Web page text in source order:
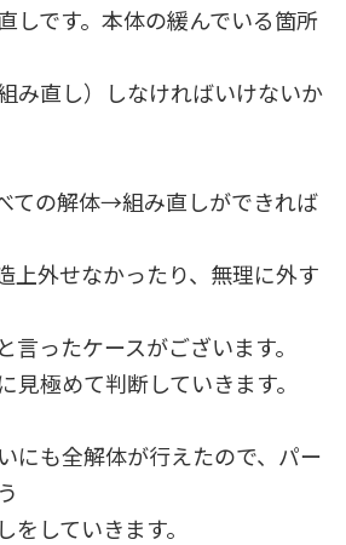
しです。本体の緩んでいる箇所
み直し）しなければいけないか
ての解体→組み直しができれば
上外せなかったり、無理に外す
言ったケースがございます。
見極めて判断していきます。
にも全解体が行えたので、パー
をしていきます。